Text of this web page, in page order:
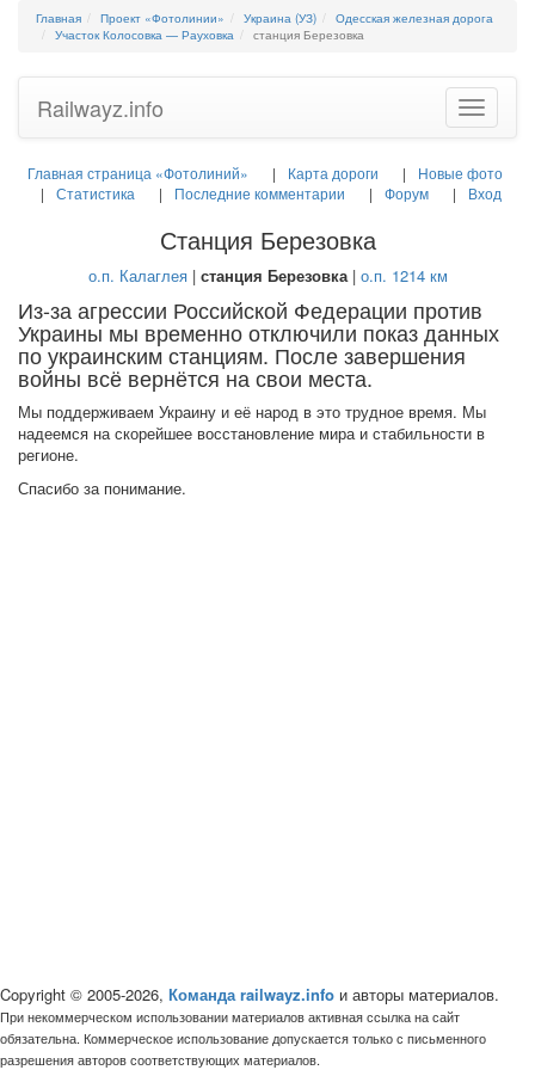
Главная Проект «Фотолинии» Украина (УЗ)
Одесская железная дорога
Участок Колосовка — Рауховка
станция Березовка
Toggle
Railwayz.info
Главная страница «Фотолиний» Карта дороги
Новые фото
Статистика
Последние комментарии Форум Вход
Станция Березовка
о.п. Калаглея| станция Березовка| о.п. 1214 км
Из-за агрессии Российской Федерации против
Украины мы временно отключили показ данных
по украинским станциям. После завершения
войны всё вернётся на свои места.
Мы поддерживаем Украину и её народ в это трудное время. Мы
надеемся на скорейшее восстановление мира и стабильности в
регионе.
Спасибо за понимание.
Copyright © 2005-2026, Команда railwayz.info и авторы материалов.
При некоммерческом использовании материалов активная ссылка на сайт
обязательна. Коммерческое использование допускается только с письменного
разрешения авторов соответствующих материалов.